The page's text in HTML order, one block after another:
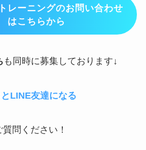
レーニングのお問い合わせ
はこちらから
も同時に募集しております↓
LINE友達になる
問ください！